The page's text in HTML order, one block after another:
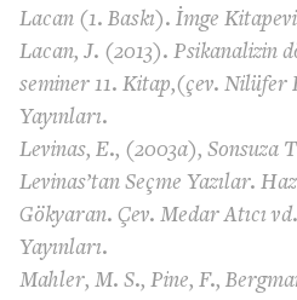
Lacan (1. Baskı). İmge
Lacan, J. (2013). Psikanalizin
seminer 11. Kitap,(çev.
Yayınları.
Levinas, E., (2003a), Sonsuza
Levinas’tan Seçme Yazılar.
Gökyaran. Çev. Medar Atıcı
Yayınları.
Mahler, M. S., Pine, F.,